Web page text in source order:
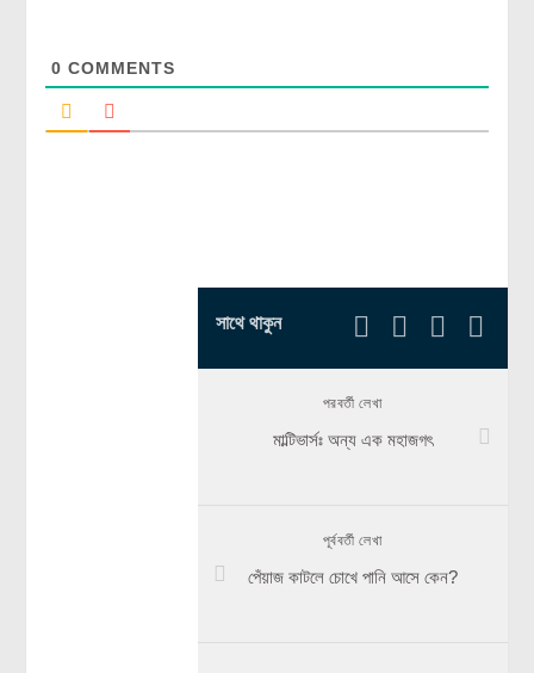
0 COMMENTS
সাথে থাকুন
পরবর্তী লেখা
মাল্টিভার্সঃ অন্য এক মহাজগৎ
পূর্ববর্তী লেখা
পেঁয়াজ কাটলে চোখে পানি আসে কেন?